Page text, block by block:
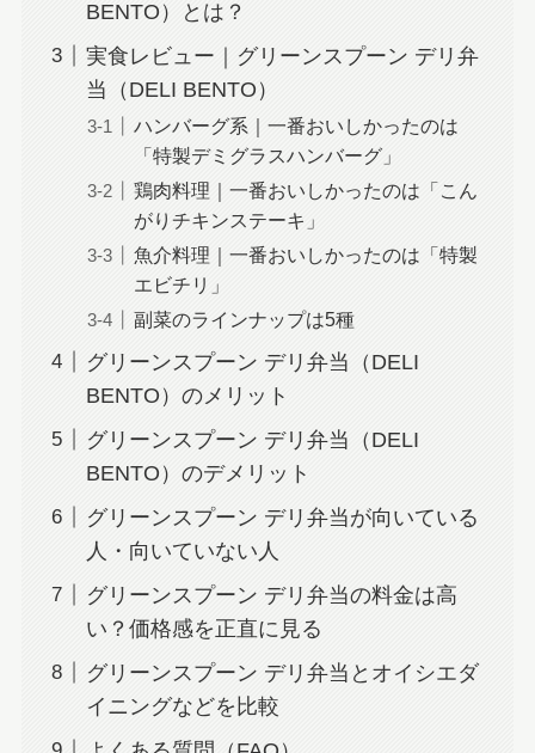
BENTO）とは？
実食レビュー｜グリーンスプーン デリ弁
当（DELI BENTO）
ハンバーグ系｜一番おいしかったのは
「特製デミグラスハンバーグ」
鶏肉料理｜一番おいしかったのは「こん
がりチキンステーキ」
魚介料理｜一番おいしかったのは「特製
エビチリ」
副菜のラインナップは5種
グリーンスプーン デリ弁当（DELI
BENTO）のメリット
グリーンスプーン デリ弁当（DELI
BENTO）のデメリット
グリーンスプーン デリ弁当が向いている
人・向いていない人
グリーンスプーン デリ弁当の料金は高
い？価格感を正直に見る
グリーンスプーン デリ弁当とオイシエダ
イニングなどを比較